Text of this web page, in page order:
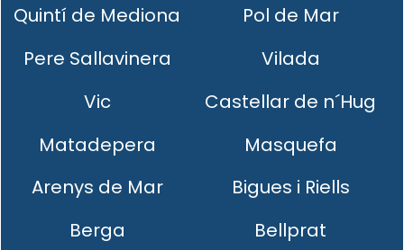
Quintí de Mediona
Pol de Mar
Pere Sallavinera
Vilada
Vic
Castellar de n´Hug
Matadepera
Masquefa
Arenys de Mar
Bigues i Riells
Berga
Bellprat